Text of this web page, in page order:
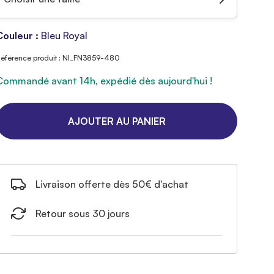
: Bleu Royal
produit : NI_FN3859-480
avant 14h, expédié dès aujourd'hui !
AJOUTER AU PANIER
Livraison offerte dès 50€ d'achat
Retour sous 30 jours